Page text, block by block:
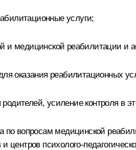
услуги;
и медицинской реабилитации и
оказания реабилитационных
усиление контроля в
по вопросам медицинской
центров психолого-